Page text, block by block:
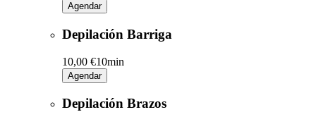
Agendar
Depilación Barriga
10,00 €10min
Agendar
Depilación Brazos